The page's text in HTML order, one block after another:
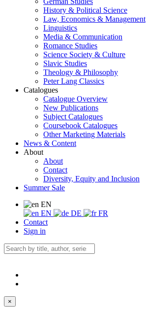
History & Political Science
Law, Economics & Management
Linguistics
Media & Communication
Romance Studies
Science Society & Culture
Slavic Studies
Theology & Philosophy
Peter Lang Classics
Catalogues
Catalogue Overview
New Publications
Subject Catalogues
Coursebook Catalogues
Other Marketing Materials
News & Content
About
About
Contact
Diversity, Equity and Inclusion
Summer Sale
EN
EN
DE
FR
Contact
Sign in
×